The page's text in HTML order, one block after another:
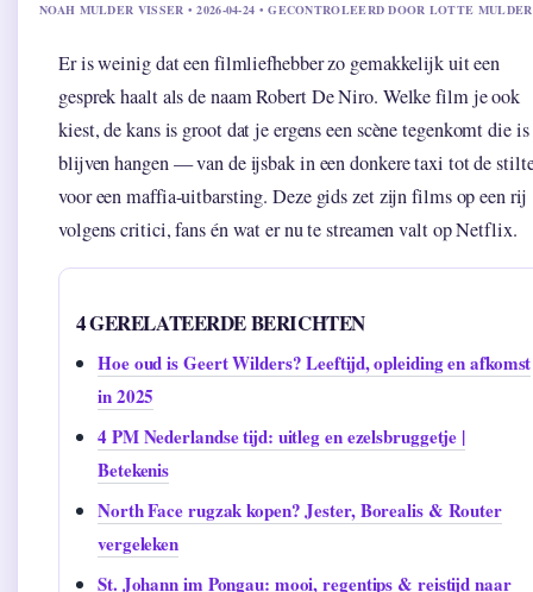
NOAH MULDER VISSER • 2026-04-24 • GECONTROLEERD DOOR LOTTE MULDER
Er is weinig dat een filmliefhebber zo gemakkelijk uit een
gesprek haalt als de naam Robert De Niro. Welke film je ook
kiest, de kans is groot dat je ergens een scène tegenkomt die is
blijven hangen — van de ijsbak in een donkere taxi tot de
voor een maffia-uitbarsting. Deze gids zet zijn films op een rij
volgens critici, fans én wat er nu te streamen valt op Netflix.
4 GERELATEERDE BERICHTEN
Hoe oud is Geert Wilders? Leeftijd, opleiding en afkomst
in 2025
4 PM Nederlandse tijd: uitleg en ezelsbruggetje |
Betekenis
North Face rugzak kopen? Jester, Borealis & Router
vergeleken
St. Johann im Pongau: mooi, regentips & reistijd naar